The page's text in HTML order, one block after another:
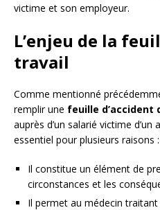
victime et son employeur.
L’enjeu de la
travail
Comme mentionné
remplir une feuille d’accident
auprès d’un salarié victime
essentiel pour plusieurs raisons :
Il constitue un élément de
circonstances et les
Il permet au médecin